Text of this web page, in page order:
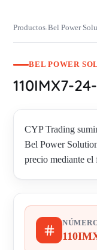
Productos›Bel Power
BEL POWER
110IMX7-
CYP Trading
Bel Power
precio mediante